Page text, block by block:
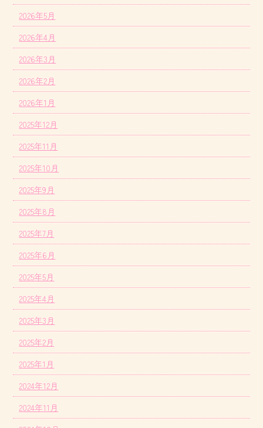
2026年5月
2026年4月
2026年3月
2026年2月
2026年1月
2025年12月
2025年11月
2025年10月
2025年9月
2025年8月
2025年7月
2025年6月
2025年5月
2025年4月
2025年3月
2025年2月
2025年1月
2024年12月
2024年11月